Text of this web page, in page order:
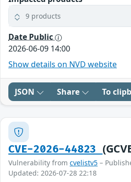
9 products
Date Public
2026-06-09 14:00
Show details on NVD website
JSON Share To
CVE-2026-44823
Vulnerability from cvelistv5 –
Updated: 2026-07-28 22:18